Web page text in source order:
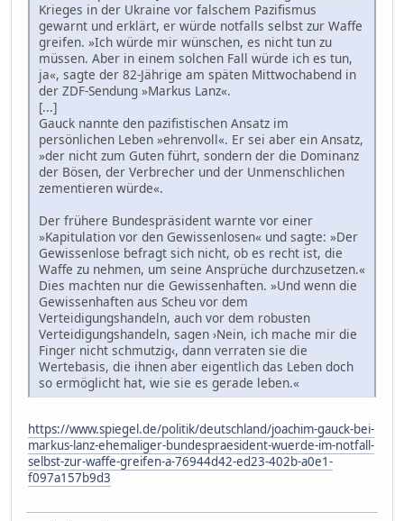
Krieges in der Ukraine vor falschem Pazifismus
gewarnt und erklärt, er würde notfalls selbst zur Waffe
greifen. »Ich würde mir wünschen, es nicht tun zu
müssen. Aber in einem solchen Fall würde ich es tun,
ja«, sagte der 82-Jährige am späten Mittwochabend in
der ZDF-Sendung »Markus Lanz«.
[...]
Gauck nannte den pazifistischen Ansatz im
persönlichen Leben »ehrenvoll«. Er sei aber ein Ansatz,
»der nicht zum Guten führt, sondern der die Dominanz
der Bösen, der Verbrecher und der Unmenschlichen
zementieren würde«.
Der frühere Bundespräsident warnte vor einer
»Kapitulation vor den Gewissenlosen« und sagte: »Der
Gewissenlose befragt sich nicht, ob es recht ist, die
Waffe zu nehmen, um seine Ansprüche durchzusetzen.«
Dies machten nur die Gewissenhaften. »Und wenn die
Gewissenhaften aus Scheu vor dem
Verteidigungshandeln, auch vor dem robusten
Verteidigungshandeln, sagen ›Nein, ich mache mir die
Finger nicht schmutzig‹, dann verraten sie die
Wertebasis, die ihnen aber eigentlich das Leben doch
so ermöglicht hat, wie sie es gerade leben.«
https://www.spiegel.de/politik/deutschland/joachim-gauck-bei-
markus-lanz-ehemaliger-bundespraesident-wuerde-im-notfall-
selbst-zur-waffe-greifen-a-76944d42-ed23-402b-a0e1-
f097a157b9d3